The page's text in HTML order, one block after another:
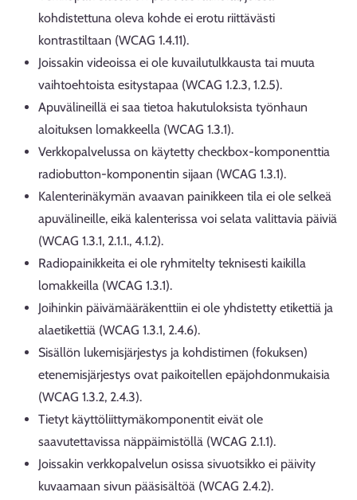
kohdistettuna oleva kohde ei erotu riittävästi
kontrastiltaan (WCAG 1.4.11).
Joissakin videoissa ei ole kuvailutulkkausta tai muuta
vaihtoehtoista esitystapaa (WCAG 1.2.3, 1.2.5).
Apuvälineillä ei saa tietoa hakutuloksista työnhaun
aloituksen lomakkeella (WCAG 1.3.1).
Verkkopalvelussa on käytetty checkbox-komponenttia
radiobutton-komponentin sijaan (WCAG 1.3.1).
Kalenterinäkymän avaavan painikkeen tila ei ole selkeä
apuvälineille, eikä kalenterissa voi selata valittavia päiviä
(WCAG 1.3.1, 2.1.1., 4.1.2).
Radiopainikkeita ei ole ryhmitelty teknisesti kaikilla
lomakkeilla (WCAG 1.3.1).
Joihinkin päivämääräkenttiin ei ole yhdistetty etikettiä ja
alaetikettiä (WCAG 1.3.1, 2.4.6).
Sisällön lukemisjärjestys ja kohdistimen (fokuksen)
etenemisjärjestys ovat paikoitellen epäjohdonmukaisia
(WCAG 1.3.2, 2.4.3).
Tietyt käyttöliittymäkomponentit eivät ole
saavutettavissa näppäimistöllä (WCAG 2.1.1).
Joissakin verkkopalvelun osissa sivuotsikko ei päivity
kuvaamaan sivun pääsisältöä (WCAG 2.4.2).